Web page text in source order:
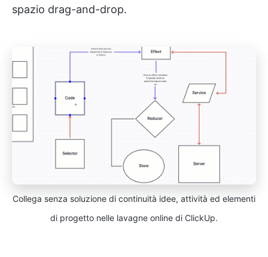
spazio drag-and-drop.
Collega senza soluzione di continuità idee, attività ed elementi
di progetto nelle lavagne online di ClickUp.